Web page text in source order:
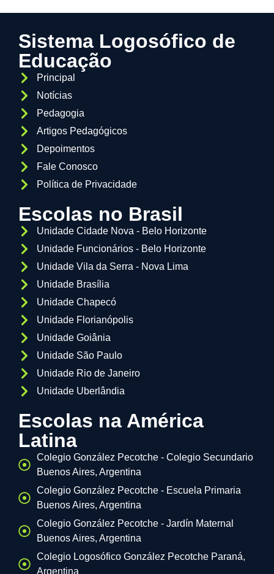
Sistema Logosófico de
Educação
Principal
Notícias
Pedagogia
Artigos Pedagógicos
Depoimentos
Fale Conosco
Política de Privacidade
Escolas no Brasil
Unidade Cidade Nova - Belo Horizonte
Unidade Funcionários - Belo Horizonte
Unidade Vila da Serra - Nova Lima
Unidade Brasília
Unidade Chapecó
Unidade Florianópolis
Unidade Goiânia
Unidade São Paulo
Unidade Rio de Janeiro
Unidade Uberlândia
Escolas na América
Latina
Colegio González Pecotche - Colegio Secundario
Buenos Aires, Argentina
Colegio González Pecotche - Escuela Primaria
Buenos Aires, Argentina
Colegio González Pecotche - Jardín Maternal
Buenos Aires, Argentina
Colegio Logosófico González Pecotche Paraná,
Argentina